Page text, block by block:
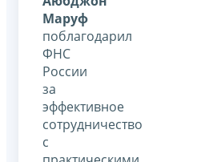
Маруф
поблагодарил
ФНС
России
за
эффективное
сотрудничество
с